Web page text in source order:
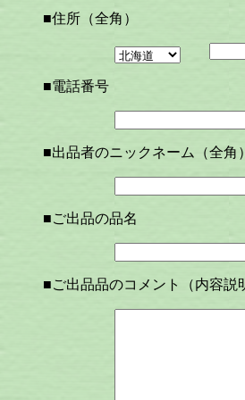
■住所（全角）
■電話番号
■出品者のニックネーム（全角）
■ご出品の品名
■ご出品品のコメント（内容説